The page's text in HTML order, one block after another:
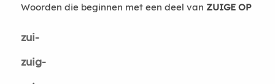
Woorden die beginnen met een deel van ZUIGE OP
zui-
zuig-